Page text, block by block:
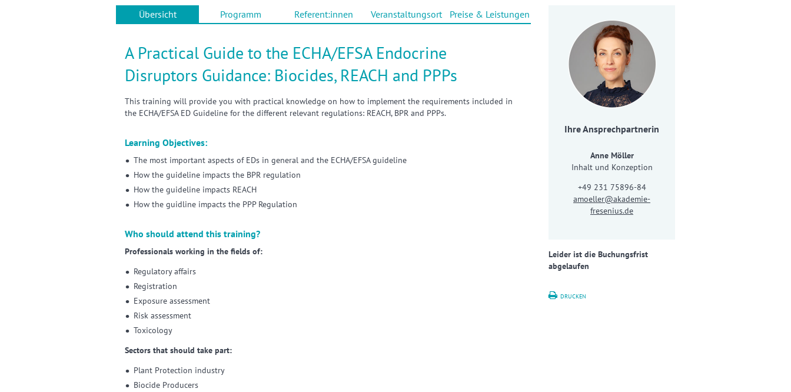
Übersicht Programm Referent:innen Veranstaltungsort Preise & Leistungen
A Practical Guide to the ECHA/EFSA Endocrine
Disruptors Guidance: Biocides, REACH and PPPs
This training will provide you with practical knowledge on how to implement the requirements included in
the ECHA/EFSA ED Guideline for the different relevant regulations: REACH, BPR and PPPs.
Learning Objectives:
The most important aspects of EDs in general and the ECHA/EFSA guideline
How the guideline impacts the BPR regulation
How the guideline impacts REACH
How the guidline impacts the PPP Regulation
Who should attend this training?
Professionals working in the fields of:
Regulatory affairs
Registration
Exposure assessment
Risk assessment
Toxicology
Sectors that should take part:
Plant Protection industry
Biocide Producers
Ihre Ansprechpartnerin
Anne Möller
Inhalt und Konzeption
+49 231 75896-84
amoeller@akademie-
fresenius.de
Leider ist die Buchungsfrist
abgelaufen
DRUCKEN